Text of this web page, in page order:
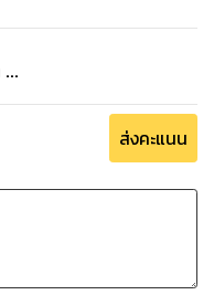
ส่งคะแนน